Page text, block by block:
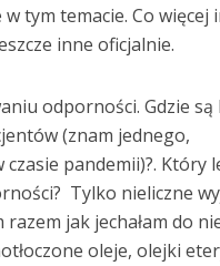
tym temacie. Co więcej
inne oficjalnie.
odporności. Gdzie są
(znam jednego,
pandemii)?. Który
Tylko nieliczne
jak jechałam do
oleje, olejki